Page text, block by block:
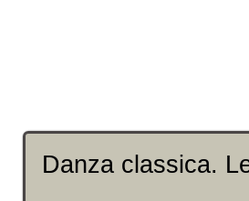
Danza classica.